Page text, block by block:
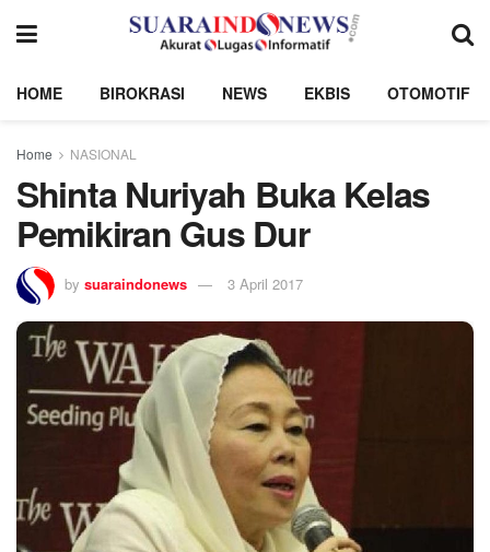
HOME BIROKRASI NEWS EKBIS OTOMOTIF
Home NASIONAL
Shinta Nuriyah Buka Kelas
Pemikiran Gus Dur
by suaraindonews 3 April 2017